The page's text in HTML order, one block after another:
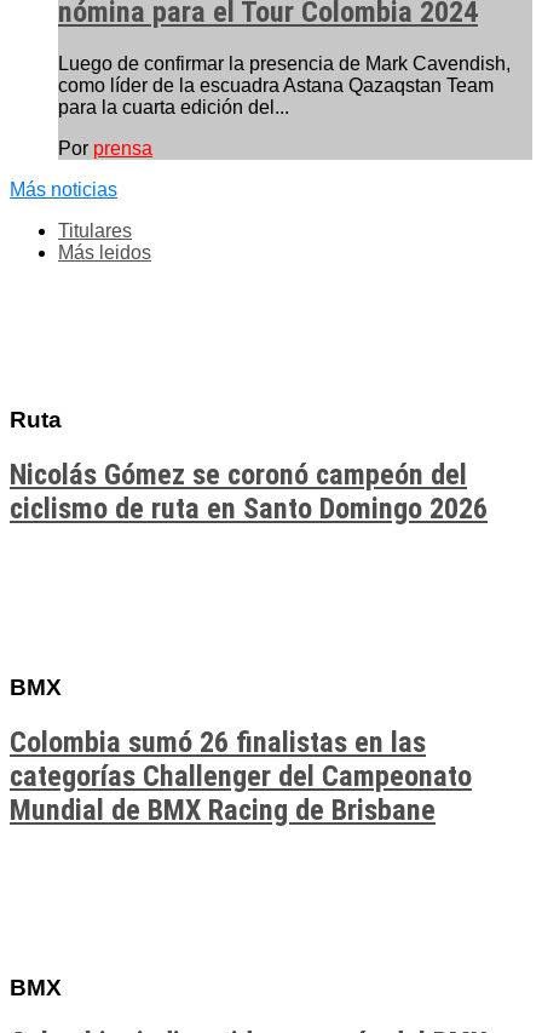
nómina para el Tour Colombia 2024
Luego de confirmar la presencia de Mark Cavendish,
como líder de la escuadra Astana Qazaqstan Team
para la cuarta edición del...
Por prensa
Más noticias
Titulares
Más leidos
Ruta
Nicolás Gómez se coronó campeón del
ciclismo de ruta en Santo Domingo 2026
BMX
Colombia sumó 26 finalistas en las
categorías Challenger del Campeonato
Mundial de BMX Racing de Brisbane
BMX